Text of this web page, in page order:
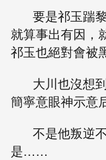
要是祁玉踹
就算事出有因，
祁玉也絕對會被
大川也沒想
簡寧意眼神示意
不是他叛逆
是……